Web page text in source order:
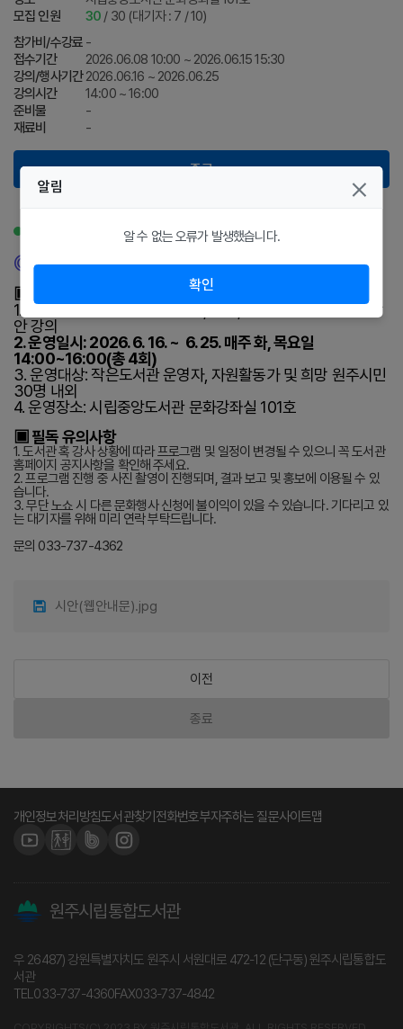
모집 인원
30 / 30 (대기자 : 7 / 10)
참가비/수강료 -
접수기간
2026.06.08 10:00 ~ 2026.06.15 15:30
강의/행사기간 2026.06.16 ~ 2026.06.25
강의시간
14:00 ~ 16:00
준비물
-
재료비
-
종료
◎ 강좌 안내
▣ <작은도서관 자원활동가 양성교육> 프로그램 안내
1. 운영내용: 작은도서관의 개요 , 역할, 미래 및 운영 활성화 방
안 강의
2. 운영일시: 2026. 6. 16. ~ 6. 25. 매주 화, 목요일
14:00~16:00(총 4회)
3. 운영대상: 작은도서관 운영자, 자원활동가 및 희망 원주시민
30명 내외
4. 운영장소: 시립중앙도서관 문화강좌실 101호
▣ 필독 유의사항
1. 도서관 혹 강사 상황에 따라 프로그램 및 일정이 변경될 수 있으니 꼭 도서관
홈페이지 공지사항을 확인해 주세요.
2. 프로그램 진행 중 사진 촬영이 진행되며, 결과 보고 및 홍보에 이용될 수 있
습니다.
3. 무단 노쇼 시 다른 문화행사 신청에 불이익이 있을 수 있습니다. 기다리고 있
는 대기자를 위해 미리 연락 부탁드립니다.
문의 033-737-4362
시안(웹안내문).jpg
이전
종료
개인정보처리방침도서관찾기 전화번호부자주하는 질문사이트맵
원주시립통합도서관
우 26487) 강원특별자치도 원주시 서원대로 472-12 (단구동) 원주시립통합도
서관
TEL033-737-4360FAX033-737-4842
알림
알 수 없는 오류가 발생했습니다.
확인